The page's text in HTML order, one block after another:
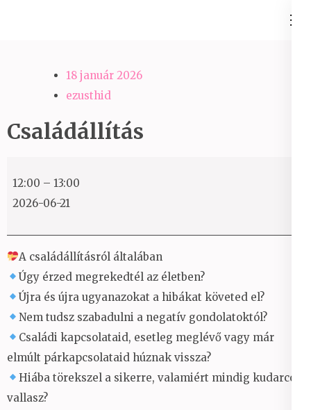
18 január 2026
ezusthid
Családállítás
12:00 – 13:00
2026-06-21
A családállításról általában
Úgy érzed megrekedtél az életben?
Újra és újra ugyanazokat a hibákat követed el?
Nem tudsz szabadulni a negatív gondolatoktól?
Családi kapcsolataid, esetleg meglévő vagy már
elmúlt párkapcsolataid húznak vissza?
Hiába törekszel a sikerre, valamiért mindig kudarcot
vallasz?